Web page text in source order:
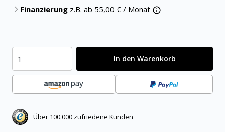
Finanzierung z.B. ab 55,00 € / Monat
In den Warenkorb
Über 100.000 zufriedene Kunden